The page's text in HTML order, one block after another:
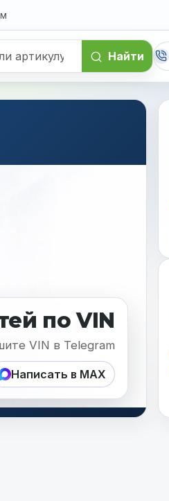
Найти
по VIN
VIN в Telegram
Написать в MAX